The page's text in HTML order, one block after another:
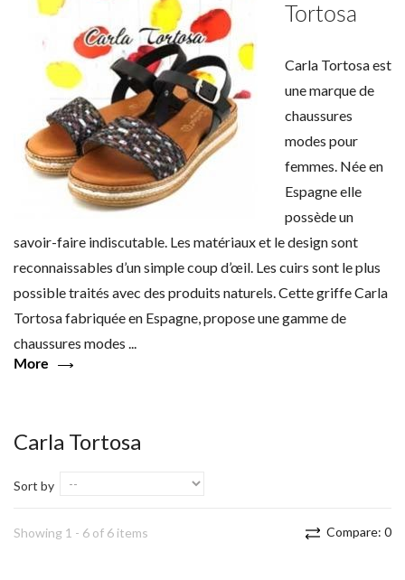
Tortosa
Carla Tortosa est
une marque de
chaussures
modes pour
femmes. Née en
Espagne elle
possède un
savoir-faire indiscutable. Les matériaux et le designsont
reconnaissables d’un simple coup d’œil. Les cuirs sont le plus
possible traités avec des produits naturels. Cette griffe Carla
Tortosa fabriquée en Espagne, propose une gamme de
chaussures modes ...
More
Carla Tortosa
Sort by
Compare: 0
Showing 1 - 6 of 6 items